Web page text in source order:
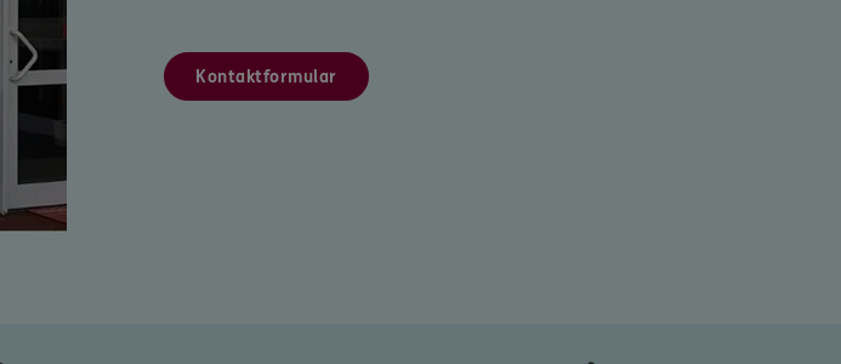
Kontaktformular